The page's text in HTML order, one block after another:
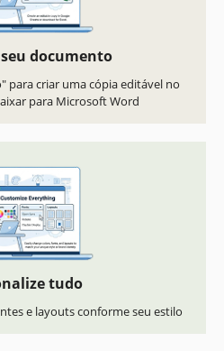
documento
para criar uma cópia editável no
para Microsoft Word
tudo
e layouts conforme seu estilo